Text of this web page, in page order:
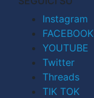
Instagram
FACEBOOK
YOUTUBE
Twitter
Threads
TIK TOK